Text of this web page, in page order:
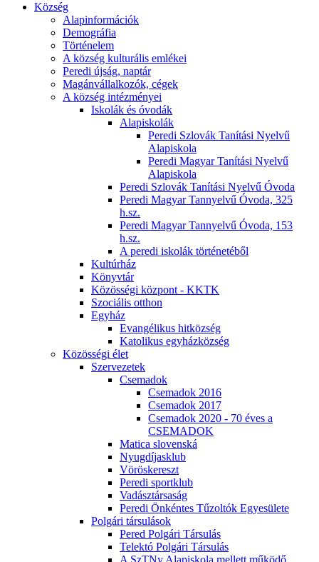
Község
Alapinformációk
Demográfia
Történelem
A község kulturális emlékei
Peredi újság, naptár
Magánvállalkozók, cégek
A község intézményei
Iskolák és óvodák
Alapiskolák
Peredi Szlovák Tanítási Nyelvű
Alapiskola
Peredi Magyar Tanítási Nyelvű
Alapiskola
Peredi Szlovák Tanítási Nyelvű Óvoda
Peredi Magyar Tannyelvű Óvoda, 325
h.sz.
Peredi Magyar Tannyelvű Óvoda, 153
h.sz.
A peredi iskolák történetéből
Kultúrház
Könyvtár
Közösségi központ - KKTK
Szociális otthon
Egyház
Evangélikus hitközség
Katolikus egyházközség
Közösségi élet
Szervezetek
Csemadok
Csemadok 2016
Csemadok 2017
Csemadok 2020 - 70 éves a
CSEMADOK
Matica slovenská
Nyugdíjasklub
Vöröskereszt
Peredi sportklub
Vadásztársaság
Peredi Önkéntes Tűzoltók Egyesülete
Polgári társulások
Pered Polgári Társulás
Telektó Polgári Társulás
A SzTNy Alapiskola mellett működő